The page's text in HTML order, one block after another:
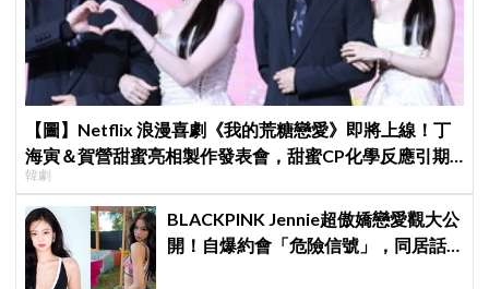
【圖】Netflix 浪漫喜劇《我的荒糖戀愛》即將上線！丁
海寅＆賀營甜蜜亮相製作發表會，甜蜜CP化學反應引期
待
韓劇
BLACKPINK Jennie超傲嬌戀愛觀大公
開！自爆約會「危險信號」，同居話